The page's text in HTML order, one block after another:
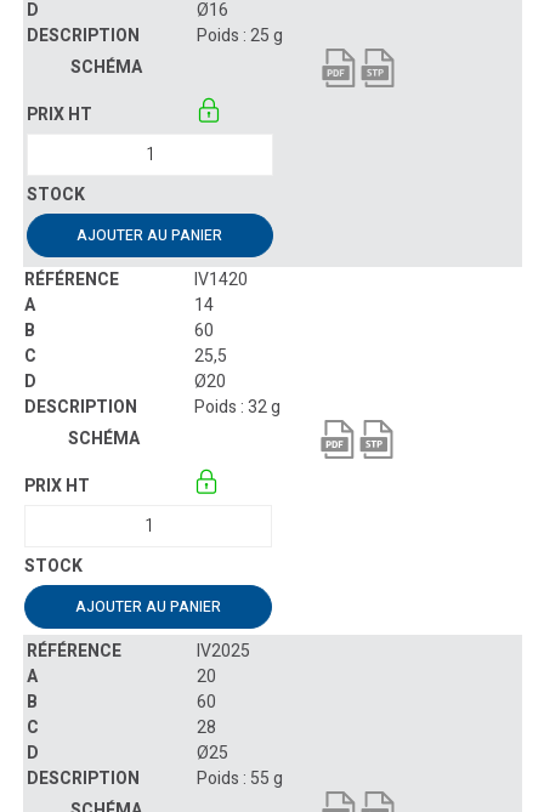
Ø16
Poids : 25 g
AJOUTER AU PANIER
IV1420
14
60
25,5
Ø20
Poids : 32 g
AJOUTER AU PANIER
IV2025
20
60
28
Ø25
Poids : 55 g